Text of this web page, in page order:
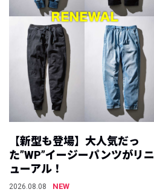
【新型も登場】大人気だっ
た”WP”イージーパンツがリニ
ューアル！
2026.08.08
NEW